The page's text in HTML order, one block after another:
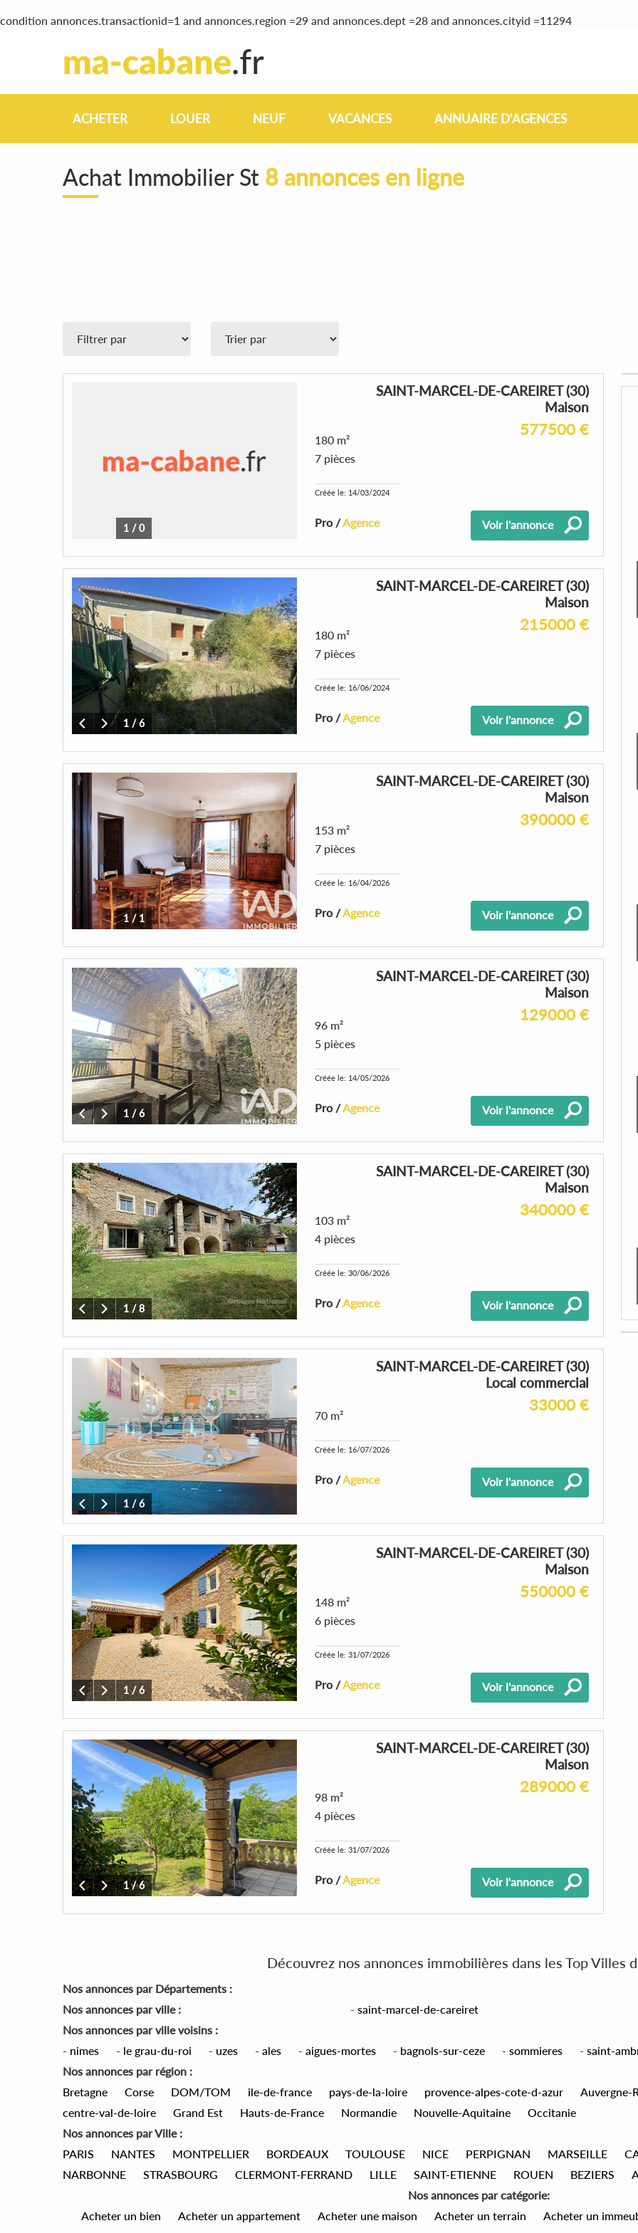
condition annonces.transactionid=1 and annonces.region =29 and annonces.dept =28 and annonces.cityid =11294
ACHETER LOUER NEUF VACANCES ANNUAIRE D'AGENCES
Achat Immobilier St 8 annonces en ligne
1 /0
SAINT-MARCEL-DE-CAREIRET (30)
Maison
577500 €
180 m²
7 pièces
Créée le: 14/03/2024
Pro /Agence Voir l'annonce
1 /6
SAINT-MARCEL-DE-CAREIRET (30)
Maison
215000 €
180 m²
7 pièces
Créée le: 16/06/2024
Pro /Agence Voir l'annonce
1/ 1
SAINT-MARCEL-DE-CAREIRET (30)
Maison
390000 €
153 m²
7 pièces
Créée le: 16/04/2026
Pro /Agence Voir l'annonce
1 /6
SAINT-MARCEL-DE-CAREIRET (30)
Maison
129000 €
96 m²
5 pièces
Créée le: 14/05/2026
Pro /Agence Voir l'annonce
1/8
SAINT-MARCEL-DE-CAREIRET (30)
Maison
340000 €
103 m²
4 pièces
Créée le: 30/06/2026
Pro /Agence Voir l'annonce
1 /6
SAINT-MARCEL-DE-CAREIRET (30)
Local commercial
33000 €
70 m²
Créée le: 16/07/2026
Pro /Agence Voir l'annonce
1/6
SAINT-MARCEL-DE-CAREIRET (30)
Maison
550000 €
148 m²
6 pièces
Créée le: 31/07/2026
Pro /Agence Voir l'annonce
1/6
SAINT-MARCEL-DE-CAREIRET (30)
Maison
289000 €
98 m²
4 pièces
Créée le: 31/07/2026
Pro /Agence Voir l'annonce
Découvrez nos annonces immobilières dans les Top Villes
Nos annonces par Départements :
Nos annonces par ville :
- saint-marcel-de-careiret
Nos annonces par ville voisins :
- nimes - le grau-du-roi - uzes - ales - aigues-mortes - bagnols-sur-ceze - sommieres - saint-
Nos annonces par région :
Bretagne
Corse DOM/TOM ile-de-france pays-de-la-loire provence-alpes-cote-d-azur Auvergne-
centre-val-de-loire
Grand Est Hauts-de-France Normandie Nouvelle-Aquitaine
Occitanie
Nos annonces par Ville :
PARIS
NANTES MONTPELLIER BORDEAUX TOULOUSE NICE PERPIGNAN MARSEILLE
NARBONNE
STRASBOURG CLERMONT-FERRAND LILLE SAINT-ETIENNE ROUEN BEZIERS
Nos annonces par catégorie:
Acheter un bien
Acheter un appartement Acheter une maison Acheter un terrain Acheter un